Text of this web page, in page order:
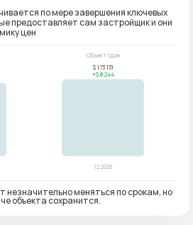
по мере завершения ключевых
предоставляет сам застройщик и они
цен
незначительно меняться по срокам, но
объекта сохранится.